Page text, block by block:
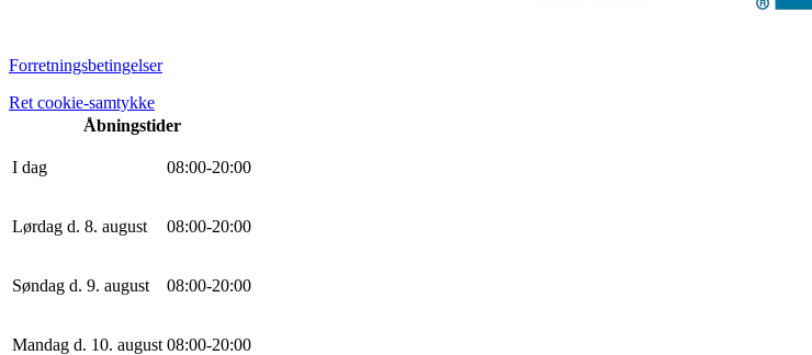
Forretningsbetingelser
Ret cookie-samtykke
Åbningstider
I dag 08:00-20:00
Lørdag d. 8. august 08:00-20:00
Søndag d. 9. august 08:00-20:00
Mandag d. 10. august 08:00-20:00